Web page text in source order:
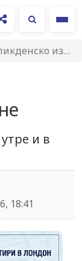
изнасяне
и в
18:41